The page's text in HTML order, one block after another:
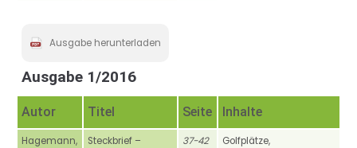
Ausgabe herunterladen
Ausgabe 1/2016
Autor Titel Seite Inhalte
Hagemann,
Steckbrief –
37-42
Golfplätze,